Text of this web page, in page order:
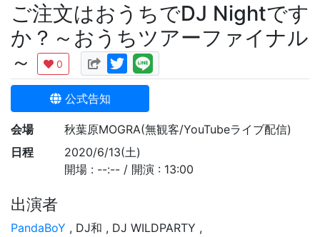
ご注文はおうちでDJ Nightです
か？～おうちツアーファイナル
～
0
公式告知
会場
秋葉原MOGRA(無観客/YouTubeライブ配信)
日程
2020/6/13(土)
開場 : --:-- / 開演 : 13:00
出演者
PandaBoY , DJ和 , DJ WILDPARTY ,